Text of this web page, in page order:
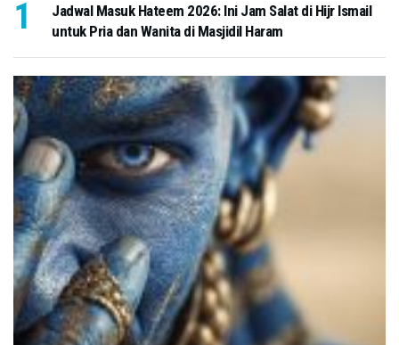
Jadwal Masuk Hateem 2026: Ini Jam Salat di Hijr Ismail
untuk Pria dan Wanita di Masjidil Haram